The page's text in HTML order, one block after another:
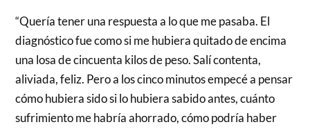
“Quería tener una respuesta a lo que me pasaba. El
diagnóstico fue como si me hubiera quitado de encima
una losa de cincuenta kilos de peso. Salí contenta,
aliviada, feliz. Pero a los cinco minutos empecé a pensar
cómo hubiera sido si lo hubiera sabido antes, cuánto
sufrimiento me habría ahorrado, cómo podría haber